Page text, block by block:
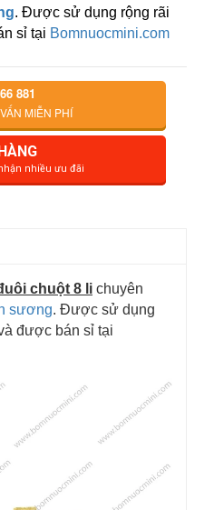
. Được sử dụng rộng rãi
sỉ tại Bomnuocmini.com
881
MIỄN PHÍ
nhiều ưu đãi
chuột 8 li chuyên
sương. Được sử dụng
được bán sỉ tại